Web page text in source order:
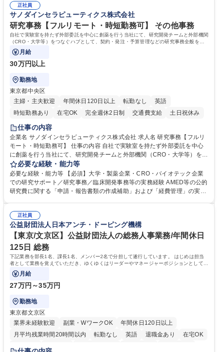
務人事】経験者歓迎！/阪急阪神HDグループ/年休124日
囲のメンバーと協調しつつ主体性を持って能動的に業務を推進できる方 学
歴・資格 学歴：大学院 大学 高専 短大 専修学校 高校 語学力： 資格：
正社員
サノダインセラピューティクス株式会社
研究事務【フルリモート・時短勤務可】 その他事務
自社で実験室を持たず外部委託を中心に創薬を行う当社にて、研究開発チームと外部機関
（CRO・大学等）をつなぐハブとして、契約・発注・予算管理などの研究事務全般をお
任せします。
月給
30万円以上
勤務地
東京都中央区
主婦・主夫歓迎
年間休日120日以上 転勤なし
英語
時短勤務あり
在宅OK 完全週休2日制 交通費支給 土日祝休み
仕事の内容
企業名 サノダインセラピューティクス株式会社 求人名 研究事務【フルリ
モート・時短勤務可】 仕事の内容 自社で実験室を持たず外部委託を中心
に創薬を行う当社にて、研究開発チームと外部機関（CRO・大学等）をつ
なぐハブとして、契約・発注・予算管理などの研究事務全般をお任せしま
す。 ■見積取得、発注、検収、請求処理等の事務手続き ■委託先との定例
会議の調整・アジェンダ準備・議事録作成 ■研究報告書、試験関連資料、
SOP等の整備・版管理・保管 ■研究開発の進捗・タイムライン・予算執行
集職種 研究事務【フルリモート・時短勤務可】
必要な経験・能力等
必要な経験・能力等 【必須】大学・製薬企業・CRO・バイオテック企業
での研究サポート／研究事務／臨床開発事務等の実務経験 AMED等の公的
研究費に関する「申請・報告書類の作成補助」および「経費管理」の実務
き方について】フルリモートやハイブリッド勤務、時短勤務など個々のラ
イフスタイルに応じた柔軟な働き方が可能です。育児や介護との両立も応
援します。 学歴・資格 学歴：大学院 大学 語学力： 資格：
正社員
公益財団法人日本アンチ・ドーピング機構
【東京/文京区】公益財団法人の総務人事業務/年間休日
125日 総務
下記業務を部長1名、課長1名、メンバー2名で分担して遂行しています。 はじめは担当
者として業務を覚えていただき、ゆくゆくはリーダーやマネージャーポジションとして活
躍いただくことを期待しています。
月給
27万円～35万円
勤務地
東京都文京区
業界未経験歓迎
副業・WワークOK
年間休日120日以上
月平均残業時間20時間以内
転勤なし 英語 退職金あり
在宅OK
賞与あり
育休あり